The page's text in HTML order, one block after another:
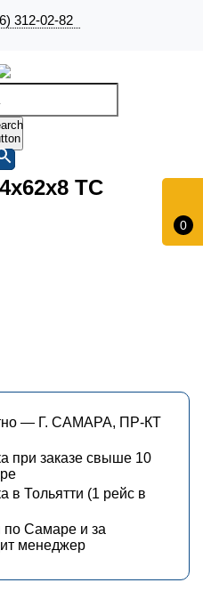
312-02-82
0
ТС
— Г. САМАРА, ПР-КТ
при заказе свыше 10
в Тольятти (1 рейс в
по Самаре и за
менеджер